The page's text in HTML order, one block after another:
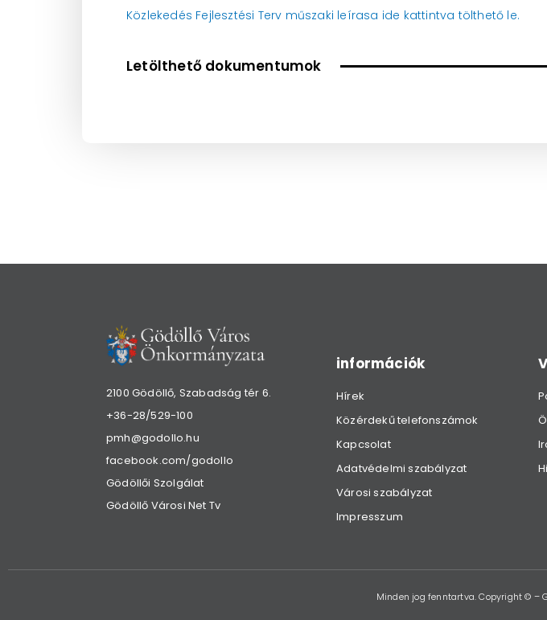
Közlekedés Fejlesztési Terv műszaki leírasa ide kattintva tölthető le.
Letölthető dokumentumok
2100 Gödöllő, Szabadság tér 6.
+36-28/529-100
pmh@godollo.hu
facebook.com/godollo
Gödöllői Szolgálat
Gödöllő Városi Net Tv
információk
Hírek
Közérdekű telefonszámok
Kapcsolat
Adatvédelmi szabályzat
Városi szabályzat
Impresszum
Minden jog fenntartva. Copyright © –